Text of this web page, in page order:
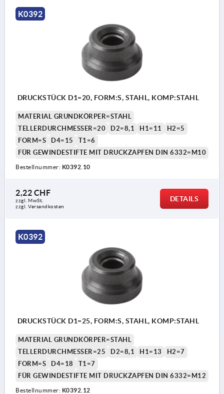
K0392
DRUCKSTÜCK D1=20, FORM:S, STAHL, KOMP:STAHL
MATERIAL GRUNDKÖRPER=STAHL
TELLERDURCHMESSER=20
D2=8,1 H1=11
H2=5
FORM=S
D4=15
T1=6
FÜR GEWINDESTIFTE MIT DRUCKZAPFEN DIN 6332=M10
Bestellnummer: K0392.10
2,22 CHF
zzgl. MwSt.
zzgl. Versandkosten
DETAILS
K0392
DRUCKSTÜCK D1=25, FORM:S, STAHL, KOMP:STAHL
MATERIAL GRUNDKÖRPER=STAHL
TELLERDURCHMESSER=25
D2=8,1 H1=13
H2=7
FORM=S
D4=18
T1=7
FÜR GEWINDESTIFTE MIT DRUCKZAPFEN DIN 6332=M12
Bestellnummer: K0392.12